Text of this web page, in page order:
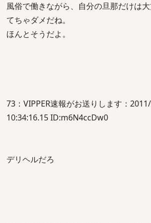
風俗で働きながら、自分の旦那だけは
てちゃダメだね。
ほんとそうだよ。
73：VIPPER速報がお送りします：
10:34:16.15 ID:m6N4ccDw0
デリヘルだろ